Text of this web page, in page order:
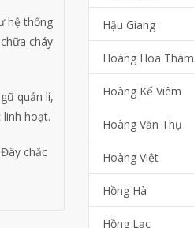
hệ thống
cháy
quản lí,
hoạt.
chắc
Hậu Giang
Hoàng Hoa Thám
Hoàng Kế Viêm
Hoàng Văn Thụ
Hoàng Việt
Hồng Hà
Hồng Lạc